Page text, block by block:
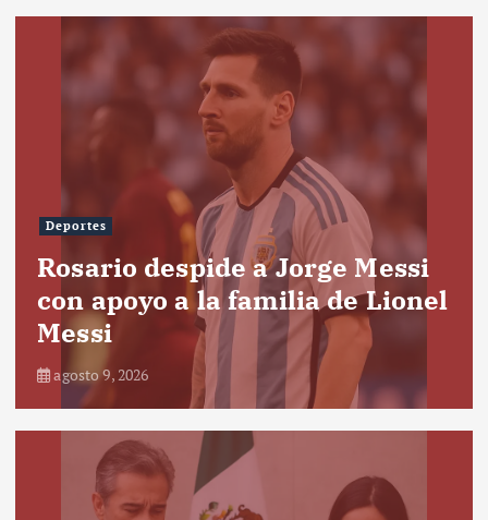
Deportes
Rosario despide a Jorge Messi
con apoyo a la familia de Lionel
Messi
agosto 9, 2026